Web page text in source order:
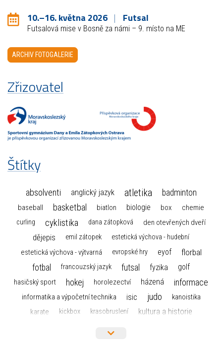
10.–16. května 2026 Futsal
Futsalová mise v Bosně za námi – 9. místo na ME
ARCHIV FOTOGALERIE
Zřizovatel
Štítky
absolventi anglický jazyk atletika badminton
baseball basketbal biatlon biologie box chemie
curling cyklistika dana zátopková den otevřených dveří
dějepis emil zátopek estetická výchova - hudební
estetická výchova - výtvarná evropské hry eyof florbal
fotbal francouzský jazyk futsal fyzika golf
hasičský sport hokej horolezectví házená informace
informatika a výpočetní technika isic judo
kanoistika
karate
kickbox krasobruslení
kultura a historie